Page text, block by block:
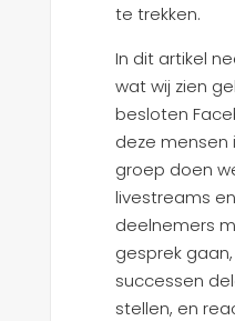
te trekken.
In dit artikel
wat wij zien
besloten
deze mensen
groep doen
livestreams
deelnemers
gesprek
successen
stellen, en